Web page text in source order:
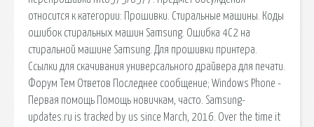
относится к категории: Прошивки. Стиральные машины. Коды
ошибок стиральных машин Samsung. Ошибка 4С2 на
стиральной машине Samsung. Для прошивки принтера.
Ссылки для скачивания универсального драйвера для печати.
Форум Тем Ответов Последнее сообщение; Windows Phone -
Первая помощь Помощь новичкам, часто. Samsung-
updates.ru is tracked by us since March, 2016. Over the time it